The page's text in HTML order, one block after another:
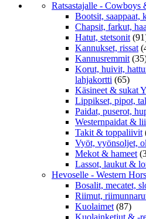
Ratsastajalle - Cowboys
Bootsit, saappaat,
Chapsit, farkut,
Hatut, stetsonit
Kannukset, rissat
Kannusremmit
Korut, huivit,
lahjakortti (65)
Käsineet & sukat
Lippikset, pipot,
Paidat, puserot,
Westernpaidat &
Takit & toppaliivit
Vyöt, vyönsoljet,
Mekot & hameet
Lassot, laukut &
Hevoselle - Western
Bosalit, mecatet,
Riimut,
Kuolaimet (87)